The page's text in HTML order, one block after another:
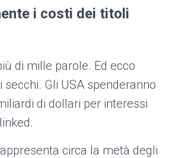
i costi dei titoli
di mille parole. Ed ecco
Gli USA spenderanno
di dollari per interessi
circa la metà degli